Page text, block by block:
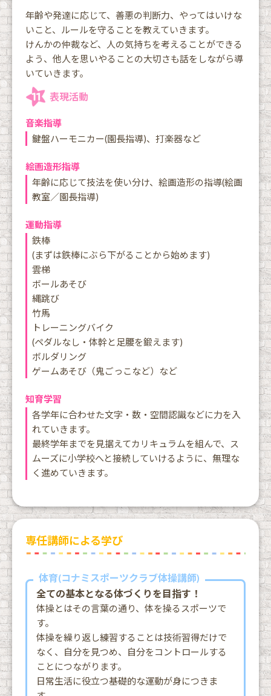
年齢や発達に応じて、善悪の判断力、やってはいけな
いこと、ルールを守ることを教えていきます。
けんかの仲裁など、人の気持ちを考えることができる
よう、他人を思いやることの大切さも話をしながら導
いていきます。
表現活動
音楽指導
鍵盤ハーモニカー(園長指導)、打楽器など
絵画造形指導
年齢に応じて技法を使い分け、絵画造形の指導(絵画
教室／園長指導)
運動指導
鉄棒
(まずは鉄棒にぶら下がることから始めます)
雲梯
ボールあそび
縄跳び
竹馬
トレーニングバイク
(ペダルなし・体幹と足腰を鍛えます)
ボルダリング
ゲームあそび（鬼ごっこなど）など
知育学習
各学年に合わせた文字・数・空間認識などに力を入
れていきます。
最終学年までを見据えてカリキュラムを組んで、ス
ムーズに小学校へと接続していけるように、無理な
く進めていきます。
専任講師による学び
体育(コナミスポーツクラブ体操講師)
全ての基本となる体づくりを目指す！
体操とはその言葉の通り、体を操るスポーツで
す。
体操を繰り返し練習することは技術習得だけで
なく、自分を見つめ、自分をコントロールする
ことにつながります。
日常生活に役立つ基礎的な運動が身につきま